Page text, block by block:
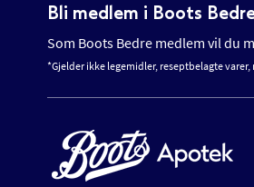
Bli medlem i Boots
Som Boots Bedre medlem vil du
*Gjelder ikke legemidler, reseptbelagte